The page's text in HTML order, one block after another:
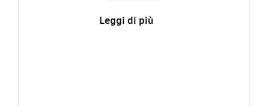
Leggi di più